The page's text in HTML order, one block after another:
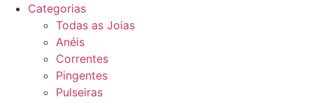
Categorias
Todas as Joias
Anéis
Correntes
Pingentes
Pulseiras